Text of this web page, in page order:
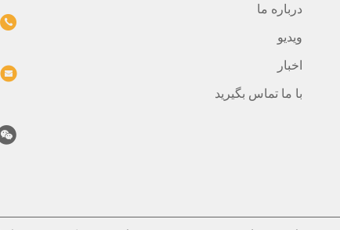
درباره ما
ویدیو
اخبار
با ما تماس بگیرید